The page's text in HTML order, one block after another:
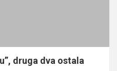
druga dva ostala